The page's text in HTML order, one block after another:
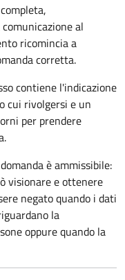
al
ricomincia a
corretta.
contiene l'indicazione
cui rivolgersi e un
per prendere
è ammissibile:
visionare e ottenere
negato quando i dati
la
oppure quando la